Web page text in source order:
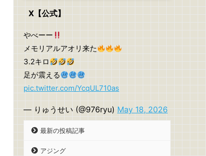
X【公式】
やべーー
メモリアルアオリ来た
3.2キロ
足が震える
pic.twitter.com/YcqUL710as
— りゅうせい (@976ryu) May 18, 2026
最新の投稿記事
アジング